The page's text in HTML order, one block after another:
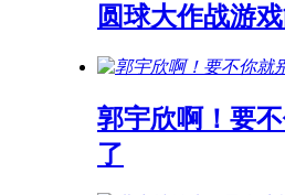
圆球大作战游
郭宇欣啊！要
了